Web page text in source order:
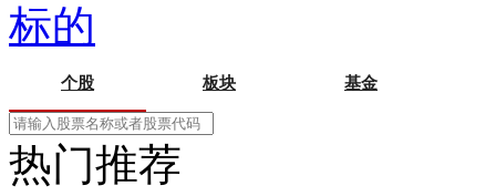
标的
个股 板块 基金
热门推荐